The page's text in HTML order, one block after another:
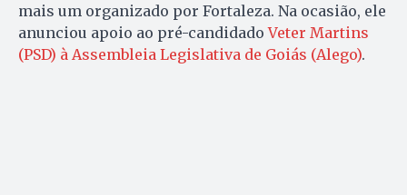
mais um organizado por Fortaleza. Na ocasião, ele
anunciou apoio ao pré-candidadoVeter Martins
(PSD) à Assembleia Legislativa de Goiás (Alego).